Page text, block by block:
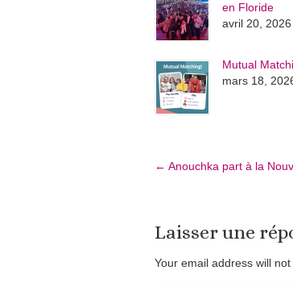
en Floride
avril 20, 2026
Mutual
mars 18,
← Anouchka part à la
Laisser une
Your email address will